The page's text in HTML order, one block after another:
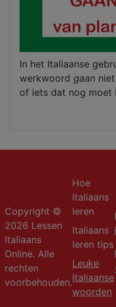
In het Italiaanse
werkwoord gaan
of iets dat nog moet
Copyright ©
2026 Lessen
Italiaans
Online. Alle
rechten
voorbehouden.
Hoe
Italiaans
leren
Italiaans
leren tips
Leuke
Italiaanse
woorden